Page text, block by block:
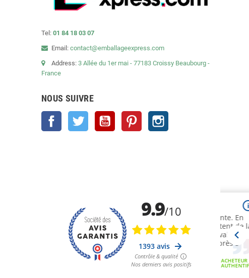
Tel: 01 84 18 03 07
Email: contact@emballageexpress.com
Address: 3 Allée du 1er mai - 77183 Croissy Beaubourg -
France
NOUS SUIVRE
Facebook Twitter YouTube Pinterest